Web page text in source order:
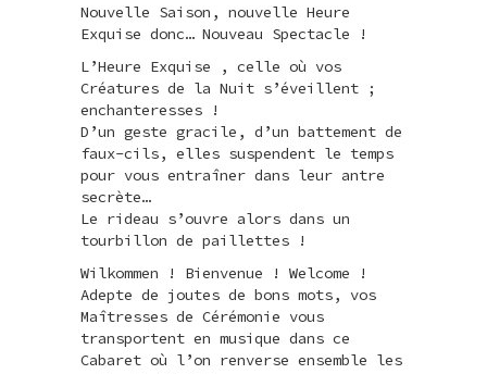
Nouvelle Saison, nouvelle Heure
Exquise donc… Nouveau Spectacle !
L’Heure Exquise , celle où vos
Créatures de la Nuit s’éveillent ;
enchanteresses !
D’un geste gracile, d’un battement de
faux-cils, elles suspendent le temps
pour vous entraîner dans leur antre
secrète…
Le rideau s’ouvre alors dans un
tourbillon de paillettes !
Wilkommen ! Bienvenue ! Welcome !
Adepte de joutes de bons mots, vos
Maîtresses de Cérémonie vous
transportent en musique dans ce
Cabaret où l’on renverse ensemble les